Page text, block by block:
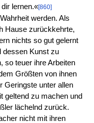
lernen.«[860]
werden. Als
Hause zurückkehrte,
nichts so gut gelernt
dessen Kunst zu
so teuer ihre Arbeiten
Größten von ihnen
Geringste unter allen
geltend zu machen und
lächelnd zurück.
nicht mit ihren